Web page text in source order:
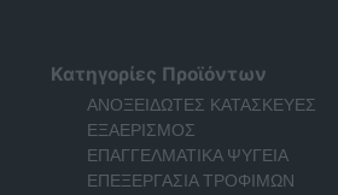
Κατηγορίες Προϊόντων
ΑΝΟΞΕΙΔΩΤΕΣ ΚΑΤΑΣΚΕΥΕΣ
ΕΞΑΕΡΙΣΜΟΣ
ΕΠΑΓΓΕΛΜΑΤΙΚΑ ΨΥΓΕΙΑ
ΕΠΕΞΕΡΓΑΣΙΑ ΤΡΟΦΙΜΩΝ